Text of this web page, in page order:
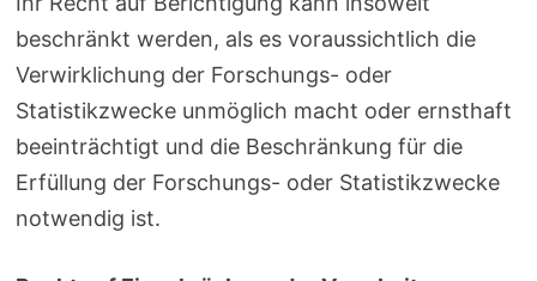
beschränkt werden, als es voraussichtlich die
Verwirklichung der Forschungs- oder
Statistikzwecke unmöglich macht oder ernsthaft
beeinträchtigt und die Beschränkung für die
Erfüllung der Forschungs- oder Statistikzwecke
notwendig ist.